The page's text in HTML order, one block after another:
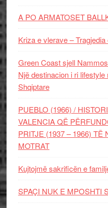
A PO ARMATOSET
Kriza e vlerave –
Green Coast sjell
Një destinacion i ri
Shqiptare
PUEBLO (1966) /
VALENCIA QË
PRITJE (1937 – 1966) TË
MOTRAT
Kujtojmë sakrificën e
SPAÇI NUK E MPOSHTI